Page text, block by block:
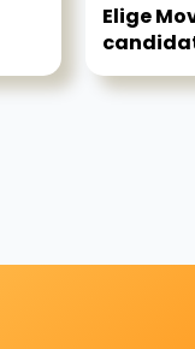
Elige